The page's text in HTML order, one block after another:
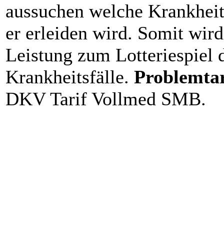
aussuchen welche
er erleiden wird. Somit wird
Leistung zum Lotteriespiel
Krankheitsfälle.
DKV Tarif Vollmed SMB.